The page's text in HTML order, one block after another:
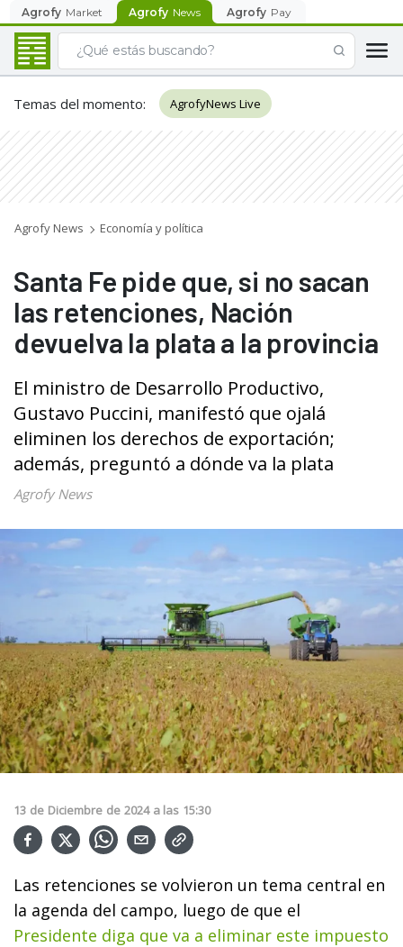
Agrofy Market Agrofy News Agrofy Pay
Temas del momento: AgrofyNews Live
Agrofy News Economía y política
Santa Fe pide que, si no sacan
las retenciones, Nación
devuelva la plata a la provincia
El ministro de Desarrollo Productivo,
Gustavo Puccini, manifestó que ojalá
eliminen los derechos de exportación;
además, preguntó a dónde va la plata
Agrofy News
13 de Diciembre de 2024 a las 15:30
Las retenciones se volvieron un tema central en
la agenda del campo, luego de que el
Presidente diga que va a eliminar este impuesto